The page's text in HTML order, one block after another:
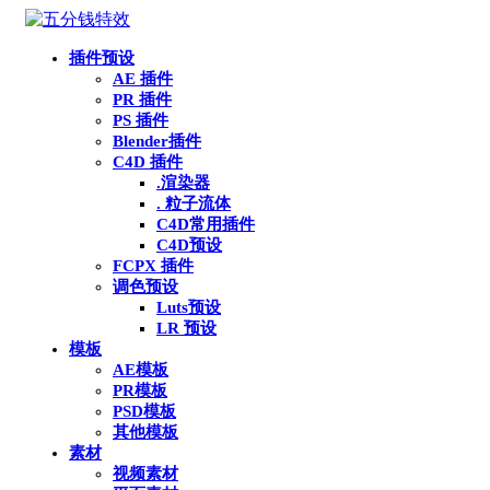
插件预设
AE 插件
PR 插件
PS 插件
Blender插件
C4D 插件
.渲染器
. 粒子流体
C4D常用插件
C4D预设
FCPX 插件
调色预设
Luts预设
LR 预设
模板
AE模板
PR模板
PSD模板
其他模板
素材
视频素材